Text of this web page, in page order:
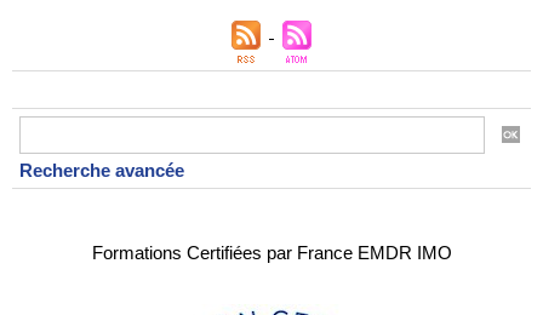
Recherche avancée
Formations Certifiées par France EMDR IMO